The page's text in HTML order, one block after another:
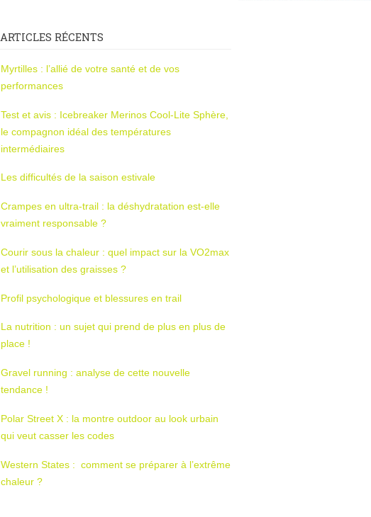
ARTICLES RÉCENTS
Myrtilles : l’allié de votre santé et de vos
performances
Test et avis : Icebreaker Merinos Cool-Lite Sphère,
le compagnon idéal des températures
intermédiaires
Les difficultés de la saison estivale
Crampes en ultra-trail : la déshydratation est-elle
vraiment responsable ?
Courir sous la chaleur : quel impact sur la VO2max
et l’utilisation des graisses ?
Profil psychologique et blessures en trail
La nutrition : un sujet qui prend de plus en plus de
place !
Gravel running : analyse de cette nouvelle
tendance !
Polar Street X : la montre outdoor au look urbain
qui veut casser les codes
Western States : comment se préparer à l’extrême
chaleur ?